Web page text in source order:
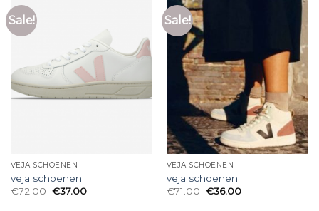
Sale!
VEJA SCHOENEN
veja schoenen
€72.00 €37.00
Sale!
VEJA SCHOENEN
veja schoenen
€71.00 €36.00